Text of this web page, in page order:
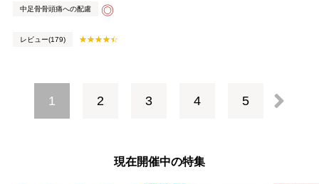
中足骨骨頭痛への配慮 ◎
レビュー(179)
1 2 3 4 5
現在開催中の特集